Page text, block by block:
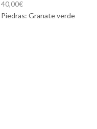
40,00€
Piedras: Granate verde